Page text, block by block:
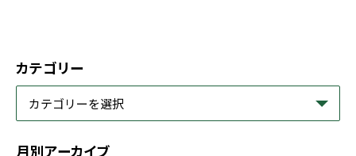
カテゴリー
月別アーカイブ